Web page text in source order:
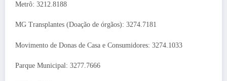
Metrô: 3212.8188
MG Transplantes (Doação de órgãos): 3274.7181
Movimento de Donas de Casa e Consumidores: 3274.1033
Parque Municipal: 3277.7666